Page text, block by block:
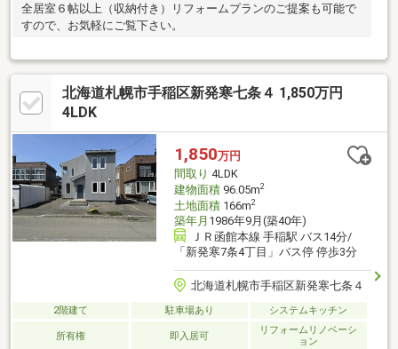
全居室６帖以上（収納付き）リフォームプランのご提案も可能で
すので、お気軽にご覧下さい。
北海道札幌市手稲区新発寒七条４ 1,850万円
4LDK
1,850万円
間取り 4LDK
建物面積96.05m2
土地面積166m2
築年月 1986年9月(築40年)
ＪＲ函館本線 手稲駅 バス14分/
「新発寒7条4丁目」バス停 停歩3分
北海道札幌市手稲区新発寒七条４
2階建て 駐車場あり システムキッチン
所有権 即入居可
リフォームリノベーシ
ョン